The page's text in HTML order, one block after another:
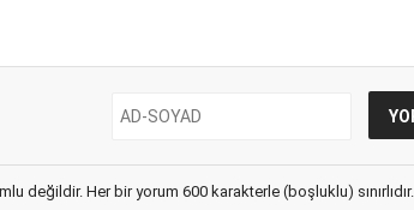
değildir. Her bir yorum 600 karakterle (boşluklu) sınırlıdır.